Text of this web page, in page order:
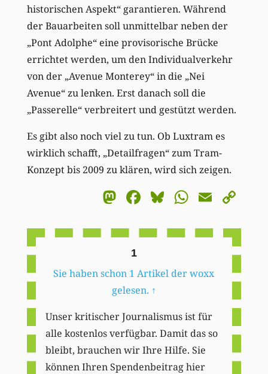
historischen Aspekt“ garantieren. Während
der Bauarbeiten soll unmittelbar neben der
„Pont Adolphe“ eine provisorische Brücke
errichtet werden, um den Individualverkehr
von der „Avenue Monterey“ in die „Nei
Avenue“ zu lenken. Erst danach soll die
„Passerelle“ verbreitert und gestützt werden.
Es gibt also noch viel zu tun. Ob Luxtram es
wirklich schafft, „Detailfragen“ zum Tram-
Konzept bis 2009 zu klären, wird sich zeigen.
Mastodon
Facebook
BlueskyEmail
1
Sie haben schon 1 Artikel der woxx
gelesen. ↑
Unser kritischer Journalismus ist für
alle kostenlos verfügbar. Damit das so
bleibt, brauchen wir Ihre Hilfe. Sie
können Ihren Spendenbeitrag hier